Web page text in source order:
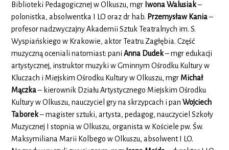
Biblioteki Pedagogicznej w Olkuszu, mgr Iwona Walusiak–
polonistka, absolwentka I LO oraz dr hab. Przemysław Kania–
profesor nadzwyczajny Akademii Sztuk Teatralnych im. S.
Wyspiańskiego w Krakowie, aktor Teatru Zagłębia. Część
muzyczną oceniali natomiast: paniAnna Dudek– mgr edukacji
artystycznej, instruktor muzyki w Gminnym Ośrodku Kultury w
Kluczach i Miejskim Ośrodku Kultury w Olkuszu, mgr Michał
Mączka– kierownik Działu Artystycznego Miejskim Ośrodku
Kultury w Olkuszu, nauczyciel gry na skrzypcach i panWojciech
Taborek– magister sztuki, artysta, pedagog, nauczyciel Szkoły
Muzycznej I stopnia w Olkuszu, organista w Kościele pw. Św.
Maksymiliana Marii Kolbego w Olkuszu, absolwent I LO.